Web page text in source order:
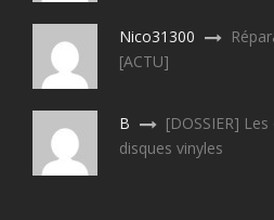
Nico31300
[ACTU]
B
[DOSSIER]
disques vinyles